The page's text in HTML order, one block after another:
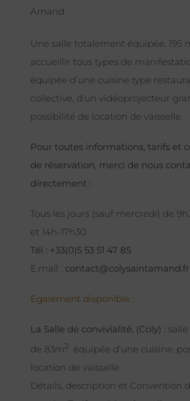
Amand.
Une salle totalement équipée, 195
accueillir tous types de
équipée d’une cuisine type
collective, d’un vidéoprojecteur
possibilité de location de vaisselle.
Pour toutes informations, tarifs et
de réservation, merci de nous
directement :
Tous les jours (sauf mercredi) de
et 14h-17h30
Tél : +33(0)5 53 51 47 85
E.mail : contact@colysaintamand.fr
Egalement disponible :
La Salle de convivialité, (Coly) :
de 83m2 équipée d’une cuisine,
location de vaisselle.
Détails, description et Convention